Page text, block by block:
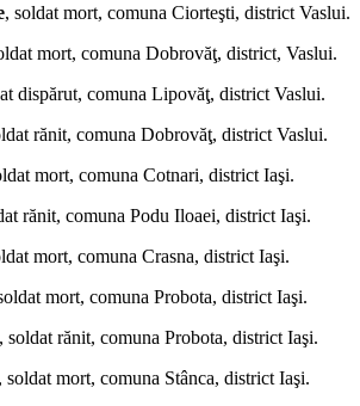
, soldat mort, comuna Ciorteşti, district Vas­lui.
mort, comuna Dobrovăţ, district, Vaslui.
dispărut, comuna Lipovăţ, district Vaslui.
rănit, comuna Dobro­văţ, district Vaslui.
mort, comuna Cotnari, district Iaşi.
rănit, comuna Podu Iloaei, district Iaşi.
mort, comuna Crasna, district Iaşi.
mort, comuna Probota, district Iaşi.
, soldat rănit, comuna Probota, district Iaşi.
, soldat mort, comuna Stânca, district Iaşi.